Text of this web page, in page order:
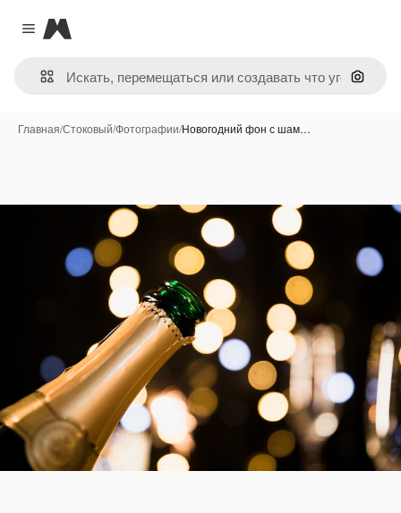
Close menu
Magnific
Поиск
Главная/Стоковый/Фотографии/Новогодний фон с шам…